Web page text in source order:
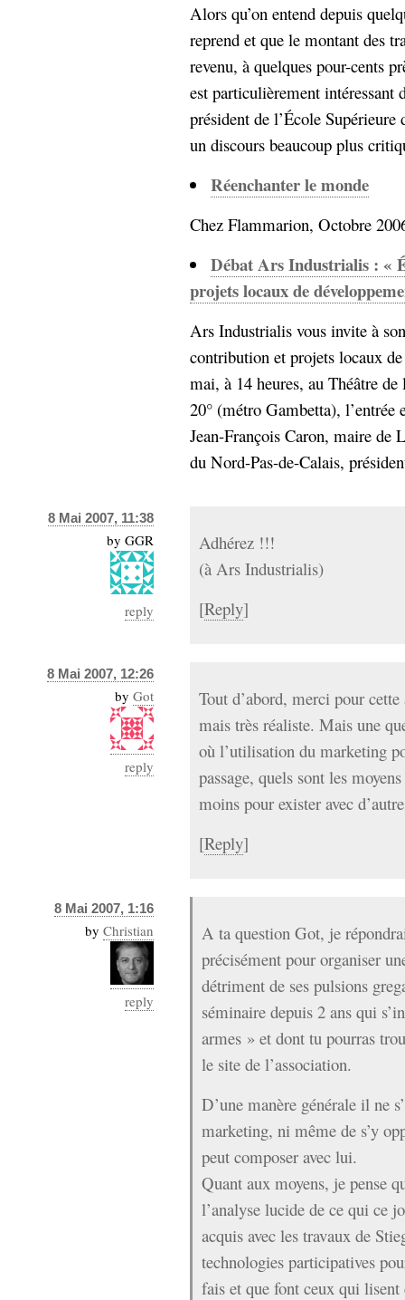
Alors qu’on entend depuis
reprend et que le montant des
revenu, à quelques pour-cents
est particulièrement intéressant
président de l’École
un discours beaucoup plus
Réenchanter le monde
Chez Flammarion, Octobre
Débat Ars Industrialis : «
projets locaux de
Ars Industrialis vous invite à
contribution et projets locaux
mai, à 14 heures, au Théâtre
20° (métro Gambetta),
Jean-François Caron, maire de
du Nord-Pas-de-Calais,
8 Mai 2007, 11:38
by GGR
reply
Adhérez !!!
(à Ars Industrialis)
[Reply]
8 Mai 2007, 12:26
by Got
reply
Tout d’abord, merci pour
mais très réaliste. Mais une
où l’utilisation du marketing
passage, quels sont les
moins pour exister avec
[Reply]
8 Mai 2007, 1:16
by Christian
reply
A ta question Got, je
précisément pour organiser
détriment de ses pulsions
séminaire depuis 2 ans qui
armes » et dont tu pourras
le site de l’association.
D’une manère générale il ne
marketing, ni même de s’y
peut composer avec lui.
Quant aux moyens, je pense
l’analyse lucide de ce qui ce
acquis avec les travaux de
technologies participatives
fais et que font ceux qui